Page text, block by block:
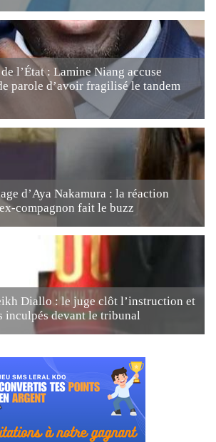
l’État : Lamine Niang accuse
parole d’avoir fragilisé le tandem
d’Aya Nakamura : la réaction
compagnon fait le buzz
Diallo : le juge clôt l’instruction et
inculpés devant le tribunal